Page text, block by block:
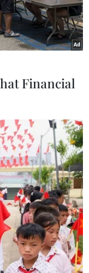
Thanh Đảo, tỉnh
6. (Nguồn: AP)
diện Thương
đàm với
Financial